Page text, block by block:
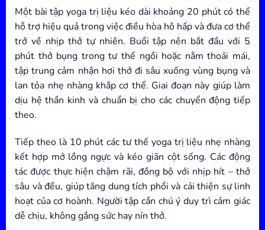
Một bài tập yoga trị liệu kéo dài khoảng 20 phút có thể
hỗ trợ hiệu quả trong việc điều hòa hô hấp và đưa cơ thể
trở về nhịp thở tự nhiên. Buổi tập nên bắt đầu với 5
phút thở bụng trong tư thế ngồi hoặc nằm thoải mái,
tập trung cảm nhận hơi thở đi sâu xuống vùng bụng và
lan tỏa nhẹ nhàng khắp cơ thể. Giai đoạn này giúp làm
dịu hệ thần kinh và chuẩn bị cho các chuyển động tiếp
theo.
Tiếp theo là 10 phút các tư thế yoga trị liệu nhẹ nhàng
kết hợp mở lồng ngực và kéo giãn cột sống. Các động
tác được thực hiện chậm rãi, đồng bộ với nhịp hít – thở
sâu và đều, giúp tăng dung tích phổi và cải thiện sự linh
hoạt của cơ hoành. Người tập cần chú ý duy trì cảm giác
dễ chịu, không gắng sức hay nín thở.